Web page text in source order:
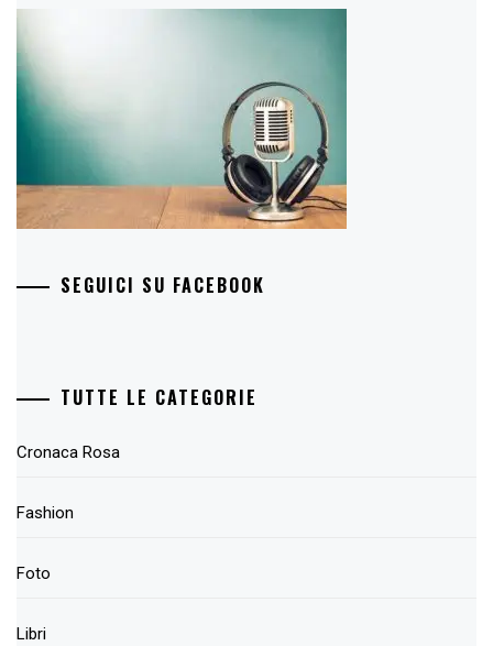
SEGUICI SU FACEBOOK
TUTTE LE CATEGORIE
Cronaca Rosa
Fashion
Foto
Libri